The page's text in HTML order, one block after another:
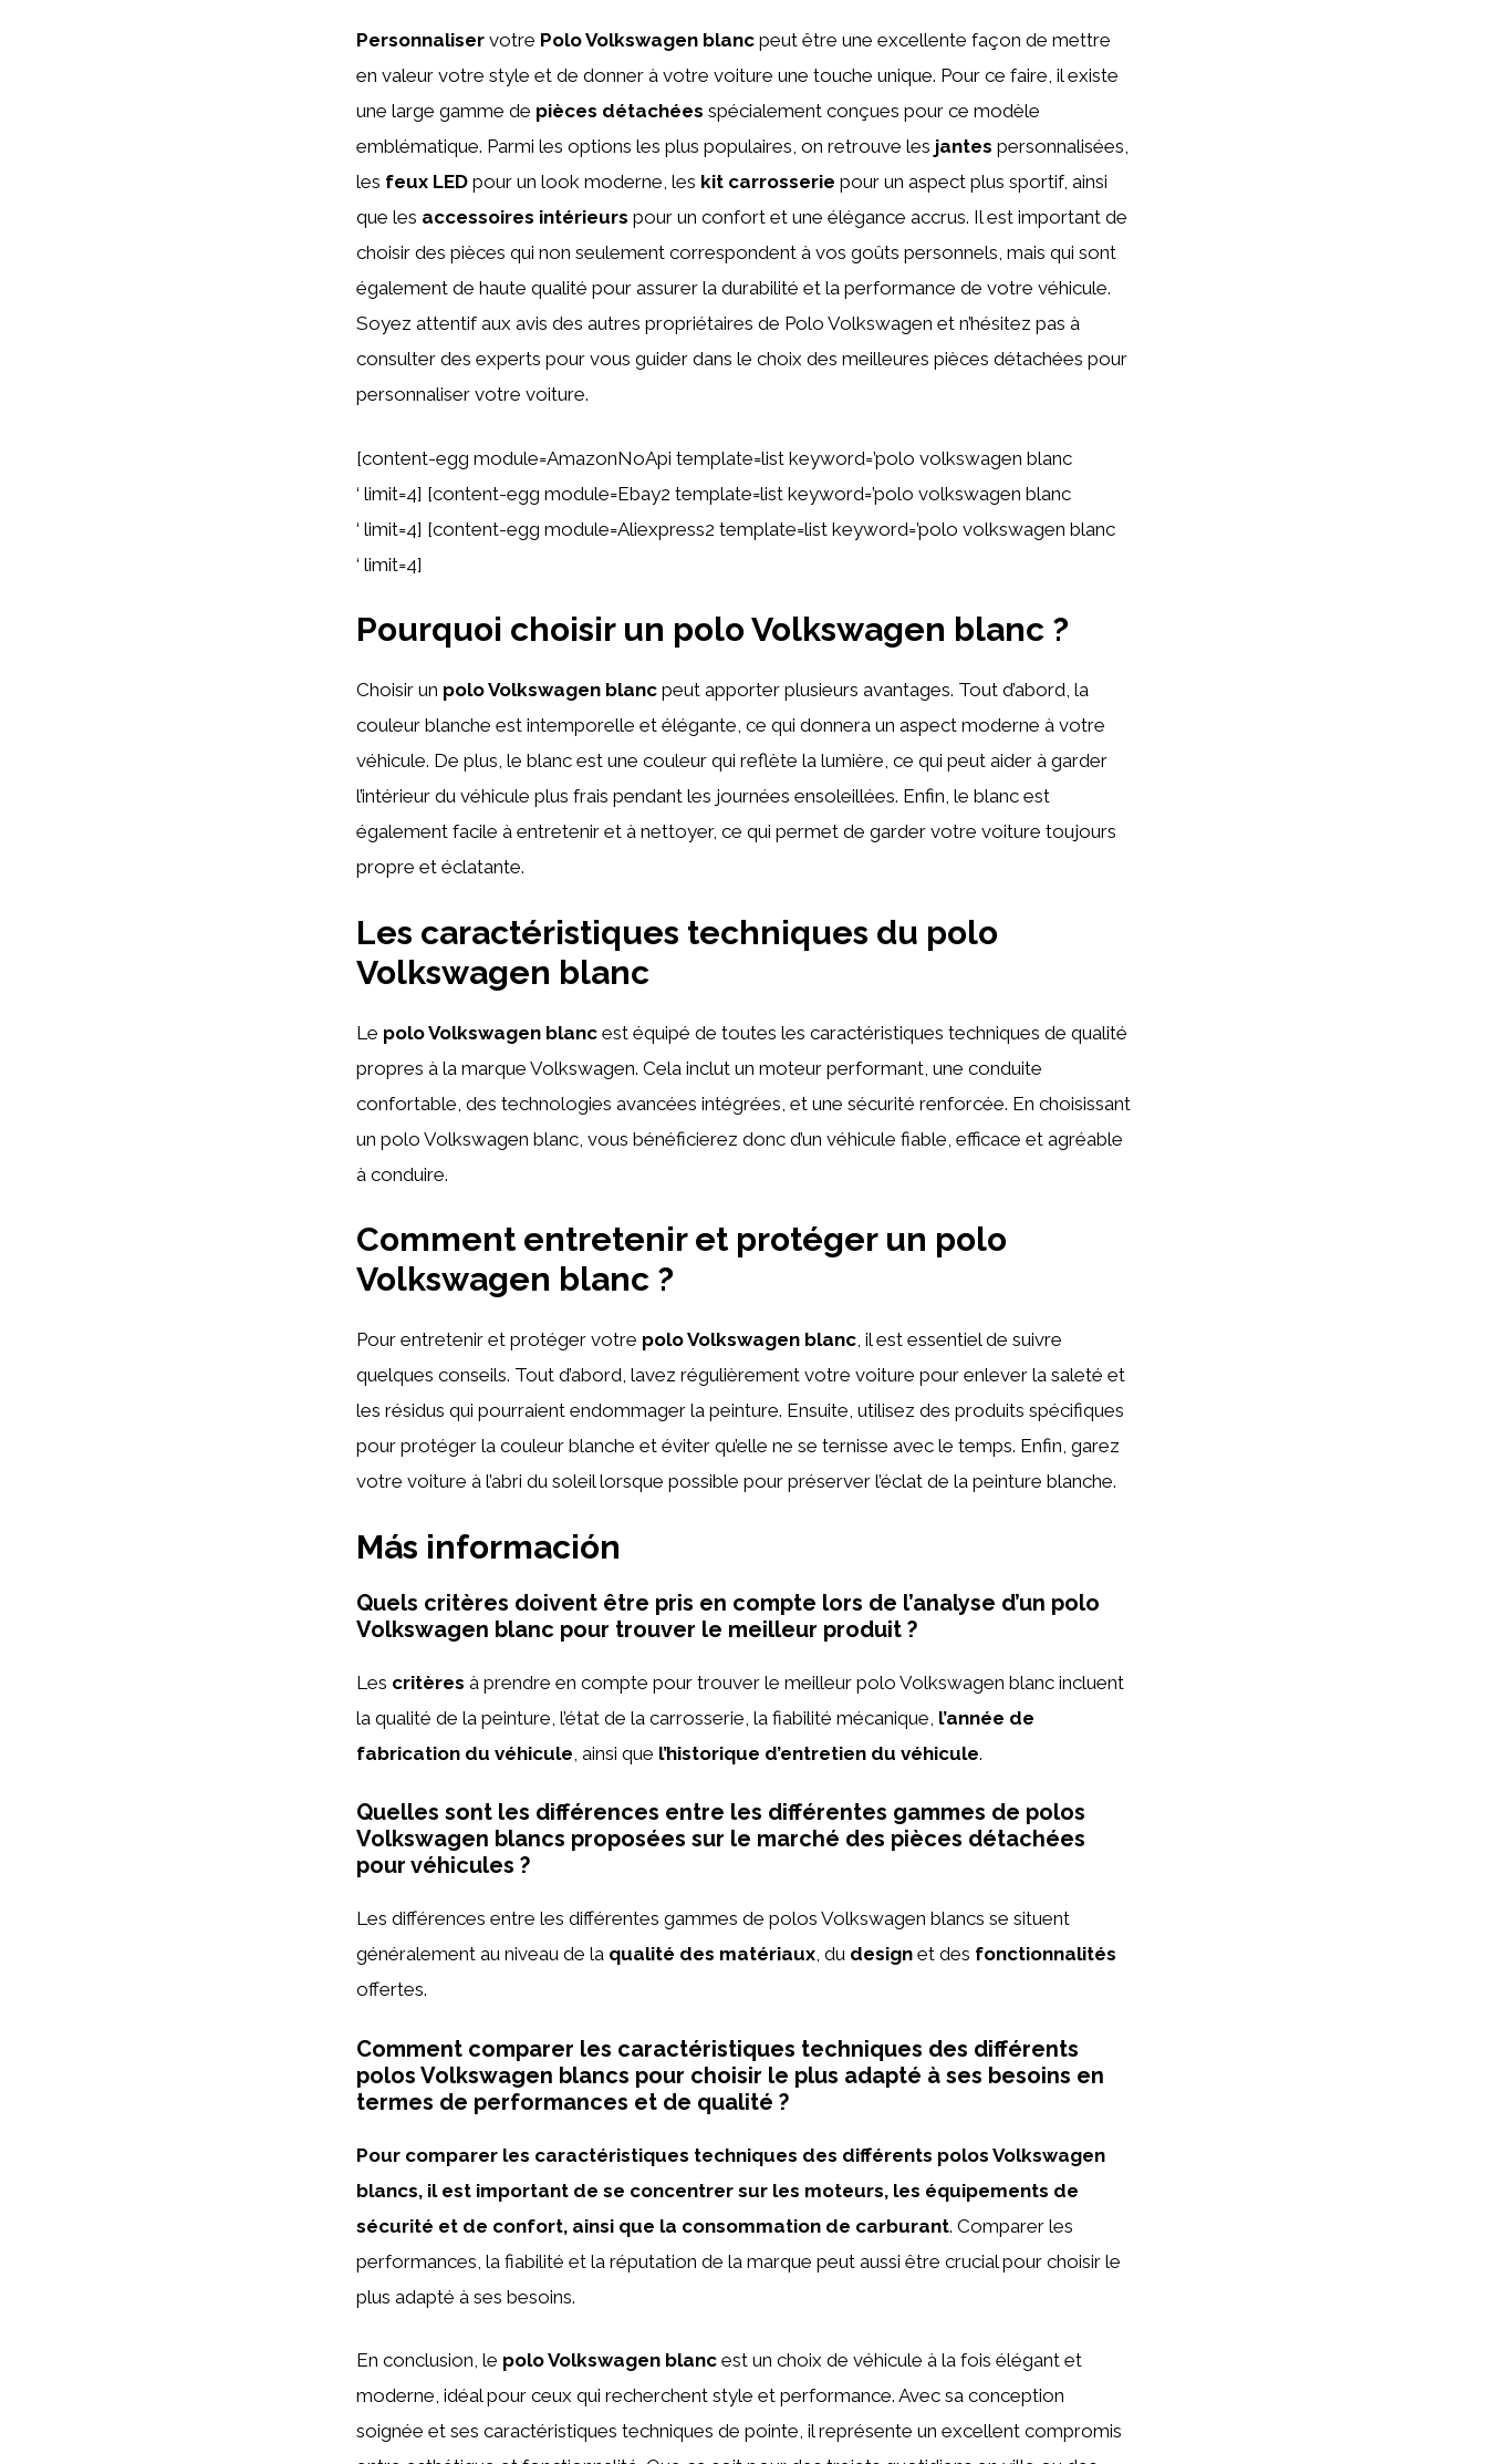
Personnaliser votre Polo Volkswagen blanc peut être une excellente façon de mettre
en valeur votre style et de donner à votre voiture une touche unique. Pour ce faire, il existe
une large gamme de pièces détachées spécialement conçues pour ce modèle
emblématique. Parmi les options les plus populaires, on retrouve les jantes personnalisées,
les feux LED pour un look moderne, les kit carrosserie pour un aspect plus sportif, ainsi
que les accessoires intérieurs pour un confort et une élégance accrus. Il est important de
choisir des pièces qui non seulement correspondent à vos goûts personnels, mais qui sont
également de haute qualité pour assurer la durabilité et la performance de votre véhicule.
Soyez attentif aux avis des autres propriétaires de Polo Volkswagen et n’hésitez pas à
consulter des experts pour vous guider dans le choix des meilleures pièces détachées pour
personnaliser votre voiture.
[content-egg module=AmazonNoApi template=list keyword=’polo volkswagen blanc
‘ limit=4] [content-egg module=Ebay2 template=list keyword=’polo volkswagen blanc
‘ limit=4] [content-egg module=Aliexpress2 template=list keyword=’polo volkswagen blanc
‘ limit=4]
Pourquoi choisir un polo Volkswagen blanc ?
Choisir un polo Volkswagen blanc peut apporter plusieurs avantages. Tout d’abord, la
couleur blanche est intemporelle et élégante, ce qui donnera un aspect moderne à votre
véhicule. De plus, le blanc est une couleur qui reflète la lumière, ce qui peut aider à garder
l’intérieur du véhicule plus frais pendant les journées ensoleillées. Enfin, le blanc est
également facile à entretenir et à nettoyer, ce qui permet de garder votre voiture toujours
propre et éclatante.
Les caractéristiques techniques du polo
Volkswagen blanc
Le polo Volkswagen blanc est équipé de toutes les caractéristiques techniques de qualité
propres à la marque Volkswagen. Cela inclut un moteur performant, une conduite
confortable, des technologies avancées intégrées, et une sécurité renforcée. En choisissant
un polo Volkswagen blanc, vous bénéficierez donc d’un véhicule fiable, efficace et agréable
à conduire.
Comment entretenir et protéger un polo
Volkswagen blanc ?
Pour entretenir et protéger votre polo Volkswagen blanc, il est essentiel de suivre
quelques conseils. Tout d’abord, lavez régulièrement votre voiture pour enlever la saleté et
les résidus qui pourraient endommager la peinture. Ensuite, utilisez des produits spécifiques
pour protéger la couleur blanche et éviter qu’elle ne se ternisse avec le temps. Enfin, garez
votre voiture à l’abri du soleil lorsque possible pour préserver l’éclat de la peinture blanche.
Más información
Quels critères doivent être pris en compte lors de l’analyse d’un polo
Volkswagen blanc pour trouver le meilleur produit ?
Les critères à prendre en compte pour trouver le meilleur polo Volkswagen blanc incluent
la qualité de la peinture, l’état de la carrosserie, la fiabilité mécanique, l’année de
fabrication du véhicule , ainsi que l’historique d’entretien du véhicule.
Quelles sont les différences entre les différentes gammes de polos
Volkswagen blancs proposées sur le marché des pièces détachées
pour véhicules ?
Les différences entre les différentes gammes de polos Volkswagen blancs se situent
généralement au niveau de la qualité des matériaux, du design et des fonctionnalités
offertes.
Comment comparer les caractéristiques techniques des différents
polos Volkswagen blancs pour choisir le plus adapté à ses besoins en
termes de performances et de qualité ?
Pour comparer les caractéristiques techniques des différents polos Volkswagen
blancs, il est important de se concentrer sur les moteurs, les équipements de
sécurité et de confort, ainsi que la consommation de carburant. Comparer les
performances, la fiabilité et la réputation de la marque peut aussi être crucial pour choisir le
plus adapté à ses besoins.
En conclusion, le polo Volkswagen blanc est un choix de véhicule à la fois élégant et
moderne, idéal pour ceux qui recherchent style et performance. Avec sa conception
soignée et ses caractéristiques techniques de pointe, il représente un excellent compromis